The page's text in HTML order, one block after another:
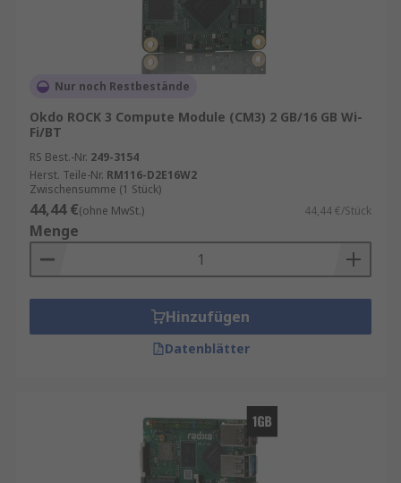
Nur noch Restbestände
Okdo ROCK 3 Compute Module (CM3) 2 GB/16 GB Wi-
Fi/BT
RS Best.-Nr. 249-3154
Herst. Teile-Nr. RM116-D2E16W2
Zwischensumme (1 Stück)
44,44 €(ohne MwSt.) 44,44 €/Stück
Menge
Hinzufügen
Datenblätter